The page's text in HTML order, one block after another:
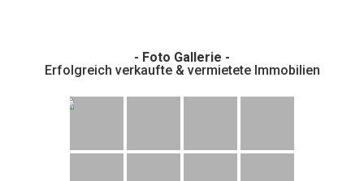
- Foto Gallerie -
Erfolgreich verkaufte & vermietete Immobilien